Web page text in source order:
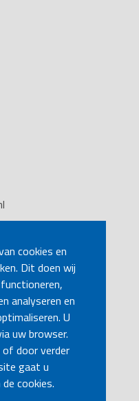
cookies en
Dit doen wij
analyseren en
U
uw browser.
of door verder
gaat u
cookies.